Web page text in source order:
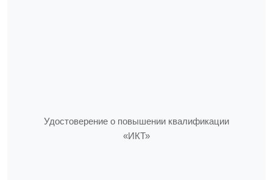
Удостоверение о повышении квалификации
«ИКТ»